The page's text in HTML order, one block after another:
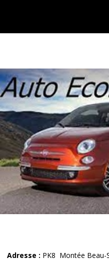
Adresse : PK8 Montée Beau-